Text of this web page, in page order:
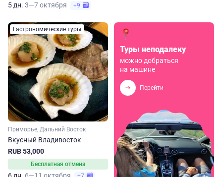
5 дн. 3—7 октября +9
Гастрономические туры
Приморье, Дальний Восток
Вкусный Владивосток
RUB 53,000
Бесплатная отмена
Туры неподалеку
можно добраться
на машине
Перейти